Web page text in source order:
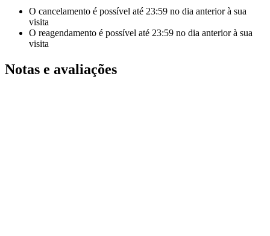
O cancelamento é possível até 23:59 no dia anterior à sua
visita
O reagendamento é possível até 23:59 no dia anterior à sua
visita
Notas e avaliações